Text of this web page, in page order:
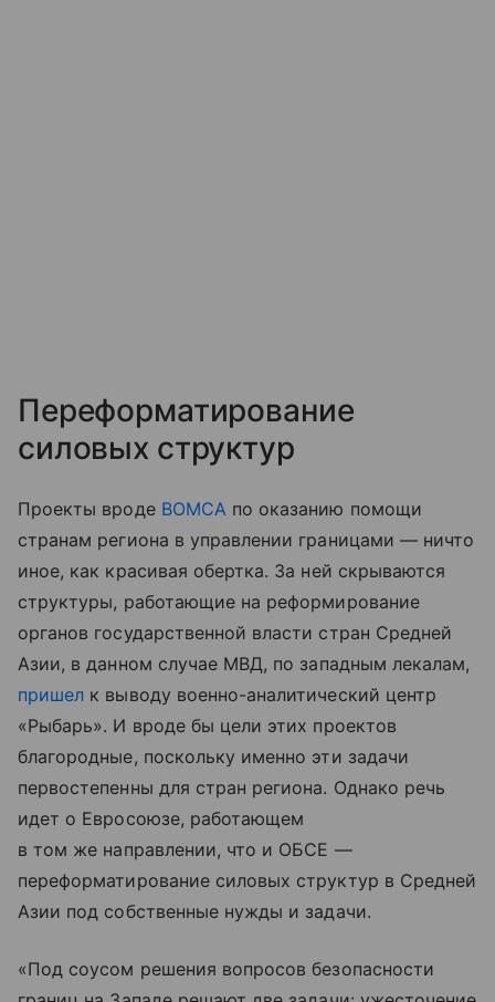
Переформатирование
силовых структур
Проекты вроде BOMCAпо оказанию помощи
странам региона в управлении границами — ничто
иное, как красивая обертка. За ней скрываются
структуры, работающие на реформирование
органов государственной власти стран Средней
Азии, в данном случае МВД, по западным лекалам,
пришел к выводу военно-аналитический центр
«Рыбарь». И вроде бы цели этих проектов
благородные, поскольку именно эти задачи
первостепенны для стран региона. Однако речь
идет о Евросоюзе, работающем
в том же направлении, что и ОБСЕ —
переформатирование силовых структур в Средней
Азии под собственные нужды и задачи.
«Под соусом решения вопросов безопасности